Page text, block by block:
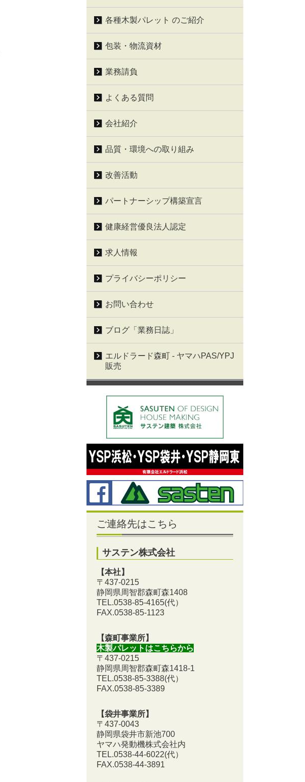
各種木製パレット のご紹介
包装・物流資材
業務請負
よくある質問
会社紹介
品質・環境への取り組み
改善活動
パートナーシップ構築宣言
健康経営優良法人認定
求人情報
プライバシーポリシー
お問い合わせ
ブログ「業務日誌」
エルドラード森町 - ヤマハPAS/YPJ
販売
ご連絡先はこちら
サステン株式会社
【本社】
〒437-0215
静岡県周智郡森町森1408
TEL.0538-85-4165(代）
FAX.0538-85-1123
【森町事業所】
木製パレットはこちらから
〒437-0215
静岡県周智郡森町森1418-1
TEL.0538-85-3388(代）
FAX.0538-85-3389
【袋井事業所】
〒437-0043
静岡県袋井市新池700
ヤマハ発動機株式会社内
TEL.0538-44-6022(代）
FAX.0538-44-3891